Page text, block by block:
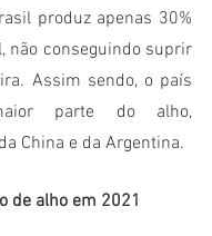
produz apenas 30%
não conseguindo suprir
Assim sendo, o país
parte do alho,
China e da Argentina.
de alho em 2021